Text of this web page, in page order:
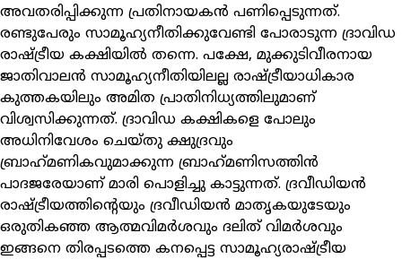
അവതരിപ്പിക്കുന്ന പ്രതിനായകന്‍ പണിപ്പെടുന്നത്.
രണ്ടുപേരും സാമൂഹ്യനീതിക്കുവേണ്ടി പോരാടുന്ന ദ്രാവിഡ
രാഷ്ട്രീയ കക്ഷിയില്‍ തന്നെ. പക്ഷേ, മുക്കുടിവീരനായ
ജാതിവാലന്‍ സാമൂഹ്യനീതിയിലല്ല രാഷ്ട്രീയാധികാര
കുത്തകയിലും അമിത പ്രാതിനിധ്യത്തിലുമാണ്
വിശ്വസിക്കുന്നത്. ദ്രാവിഡ കക്ഷികളെ പോലും
അധിനിവേശം ചെയ്തു ക്ഷുദ്രവും
ബ്രാഹ്‌മണികവുമാക്കുന്ന ബ്രാഹ്‌മണിസത്തിന്‍
പാദജരേയാണ് മാരി പൊളിച്ചു കാട്ടുന്നത്. ദ്രവീഡിയന്‍
രാഷ്ട്രീയത്തിന്റെയും ദ്രവീഡിയന്‍ മാതൃകയുടേയും
ഒരുതികഞ്ഞ ആത്മവിമര്‍ശവും ദലിത് വിമര്‍ശവും
ഇങ്ങനെ തിരപ്പടത്തെ കനപ്പെട്ട സാമൂഹ്യരാഷ്ട്രീയ